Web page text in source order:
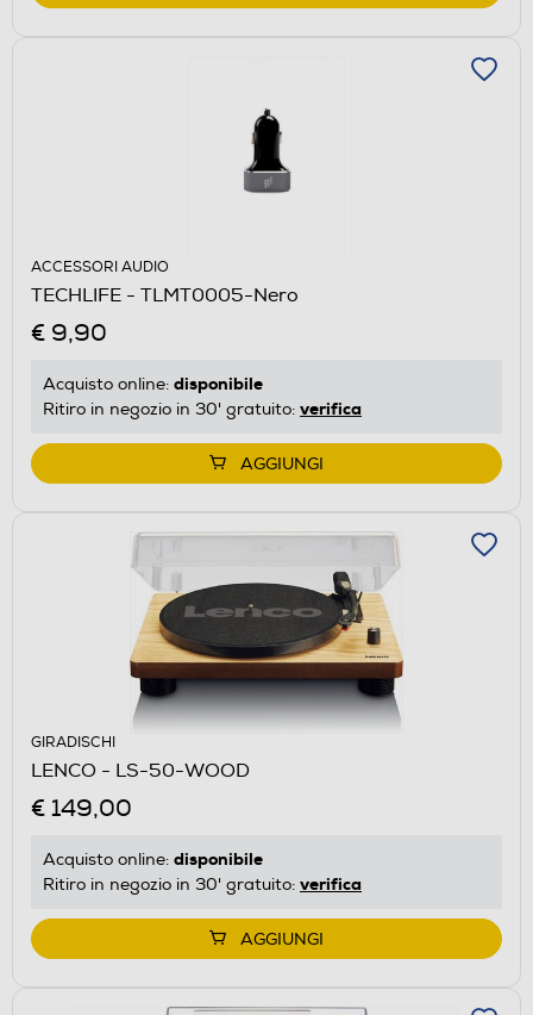
ACCESSORI AUDIO
TECHLIFE - TLMT0005-Nero
€ 9,90
Acquisto online: disponibile
Ritiro in negozio in 30' gratuito: verifica
AGGIUNGI
GIRADISCHI
LENCO - LS-50-WOOD
€ 149,00
Acquisto online: disponibile
Ritiro in negozio in 30' gratuito: verifica
AGGIUNGI